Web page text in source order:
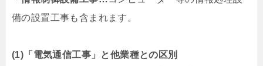
備の設置工事も含まれます。
(1)「電気通信工事」と他業種との区別